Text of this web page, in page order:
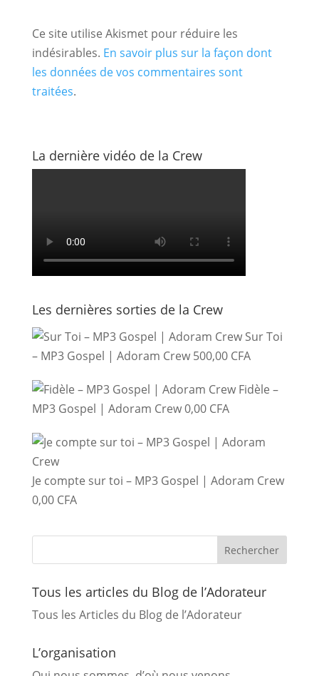
Ce site utilise Akismet pour réduire les
indésirables. En savoir plus sur la façon dont
les données de vos commentaires sont
traitées.
La dernière vidéo de la Crew
Les dernières sorties de la Crew
Sur Toi
– MP3 Gospel | Adoram Crew 500,00 CFA
Fidèle –
MP3 Gospel | Adoram Crew0,00 CFA
Je compte sur toi – MP3 Gospel | Adoram Crew
0,00 CFA
Tous les articles du Blog de l’Adorateur
Tous les Articles du Blog de l’Adorateur
L’organisation